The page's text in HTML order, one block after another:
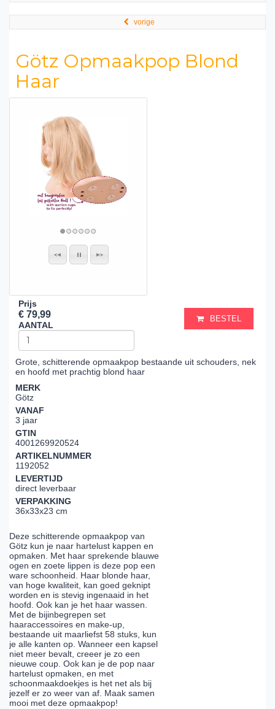
vorige
Götz Opmaakpop Blond
Haar
Prijs
€ 79,99
AANTAL
BESTEL
Grote, schitterende opmaakpop bestaande uit schouders, nek
en hoofd met prachtig blond haar
MERK
Götz
VANAF
3 jaar
GTIN
4001269920524
ARTIKELNUMMER
1192052
LEVERTIJD
direct leverbaar
VERPAKKING
36x33x23 cm
Deze schitterende opmaakpop van
Götz kun je naar hartelust kappen en
opmaken. Met haar sprekende blauwe
ogen en zoete lippen is deze pop een
ware schoonheid. Haar blonde haar,
van hoge kwaliteit, kan goed geknipt
worden en is stevig ingenaaid in het
hoofd. Ook kan je het haar wassen.
Met de bijinbegrepen set
haaraccessoires en make-up,
bestaande uit maarliefst 58 stuks, kun
je alle kanten op. Wanneer een kapsel
niet meer bevalt, creeer je zo een
nieuwe coup. Ook kan je de pop naar
hartelust opmaken, en met
schoonmaakdoekjes is het net als bij
jezelf er zo weer van af. Maak samen
mooi met deze opmaakpop!